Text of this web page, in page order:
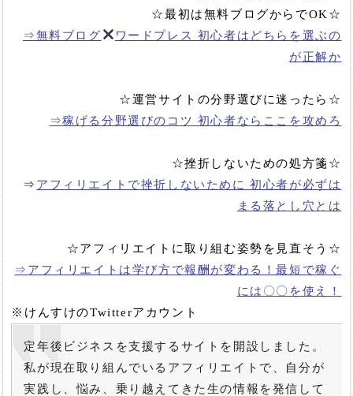
☆最初は無料ブログからでOK☆
⇒無料ブログ
ワードプレス 初心者はどちらを選ぶの
が正解か
☆運営サイトの分野選びに迷ったら☆
⇒稼げる分野選びのコツ 初心者ならここを攻めろ
☆挫折しないための処方箋☆
⇒ アフィリエイトで挫折しないために 初心者が必ずは
まる落とし穴とは
☆アフィリエイトに取り組む姿勢を見直そう☆
⇒アフィリエイトは学び方で報酬が変わる！最短で稼ぐ
には〇〇を使え！
※けんすけのTwitterアカウント
定年後ビジネスを支援するサイトを開設しました。
私が現在取り組んでいるアフィリエイトで、自分が
実践し、悩み、乗り越えてきた生の情報を発信して